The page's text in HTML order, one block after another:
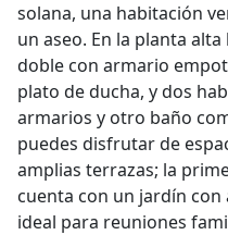
solana, una habitación
un aseo. En la planta
doble con armario
plato de ducha, y dos
armarios y otro baño
puedes disfrutar de
amplias terrazas; la
cuenta con un jardín
ideal para reuniones